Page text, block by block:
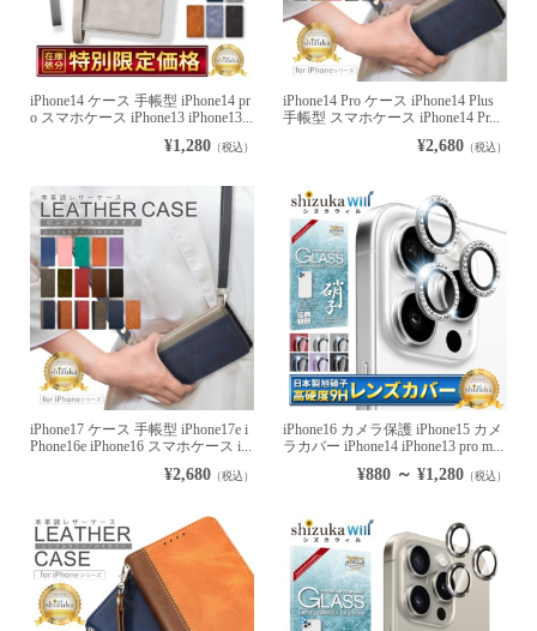
iPhone14 ケース 手帳型 iPhone14 pr
o スマホケース iPhone13 iPhone13...
¥1,280（税込）
iPhone14 Pro ケース iPhone14 Plus
手帳型 スマホケース iPhone14 Pr...
¥2,680 （税込）
iPhone17 ケース 手帳型 iPhone17e i
Phone16e iPhone16 スマホケース i...
¥2,680（税込）
iPhone16 カメラ保護 iPhone15 カメ
ラカバー iPhone14 iPhone13 pro m...
¥880 ～ ¥1,280 （税込）